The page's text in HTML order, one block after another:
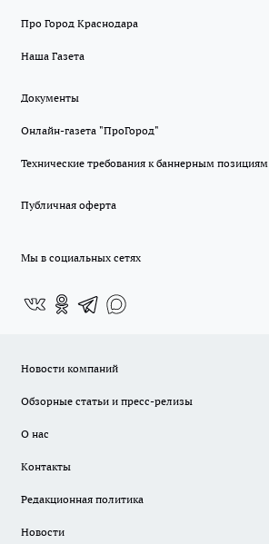
Про Город Краснодара
Наша Газета
Документы
Онлайн-газета "ПроГород"
Технические требования к баннерным позициям
Публичная оферта
Мы в социальных сетях
Новости компаний
Обзорные статьи и пресс-релизы
О нас
Контакты
Редакционная политика
Новости